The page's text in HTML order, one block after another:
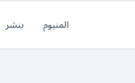
المنيوم بنشر